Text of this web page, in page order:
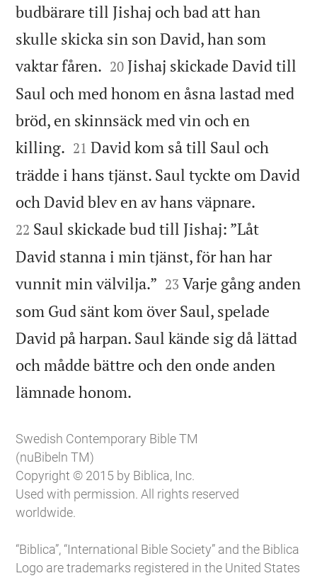
budbärare till Jishaj och bad att han
skulle skicka sin son David, han som
vaktar fåren. 

20 Jishaj skickade David till
Saul och med honom en åsna lastad med
bröd, en skinnsäck med vin och en
killing. 

21 David kom så till Saul och
trädde i hans tjänst. Saul tyckte om David
och David blev en av hans väpnare.
22 Saul skickade bud till Jishaj: ”Låt
David stanna i min tjänst, för han har
vunnit min välvilja.” 

23 Varje gång anden
som Gud sänt kom över Saul, spelade
David på harpan. Saul kände sig då lättad
och mådde bättre och den onde anden
lämnade honom.
Swedish Contemporary Bible TM
(nuBibeln TM)
Copyright © 2015 by Biblica, Inc.
Used with permission. All rights reserved
worldwide.
“Biblica”, “International Bible Society” and the Biblica
Logo are trademarks registered in the United States